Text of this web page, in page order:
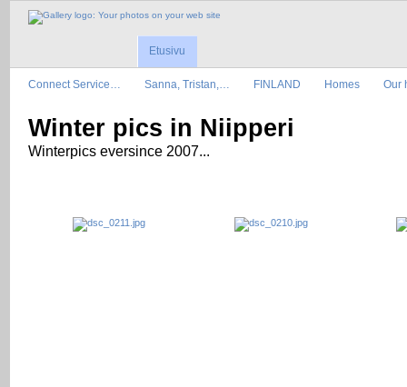
Etusivu
Connect Service… Sanna, Tristan,… FINLAND Homes Our
Winter pics in Niipperi
Winterpics eversince 2007...